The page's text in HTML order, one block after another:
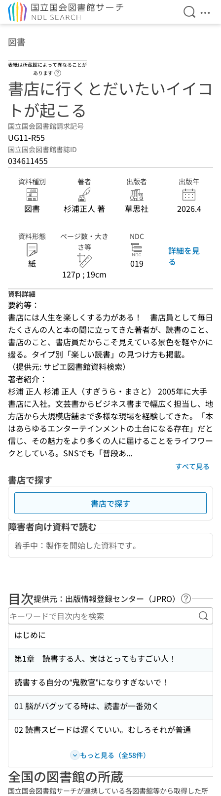
検索を
メ
図書
表紙は所蔵館によって異なることが
あります
書店に行くとだいたいイイコ
トが起こる
国立国会図書館請求記号
UG11-R55
国立国会図書館書誌ID
034611455
資料種別
図書
著者
杉浦正人 著
出版者
草思社
出版年
2026.4
資料形態
紙
ページ数・大き
さ等
127p ; 19cm
NDC
019
詳細を見
る
資料詳細
要約等：
書店には人生を楽しくする力がある！　書店員として毎日
たくさんの人と本の間に立ってきた著者が、読書のこと、
書店のこと、書店員だからこそ見えている景色を軽やかに
綴る。タイプ別「楽しい読書」の見つけ方も掲載。
（提供元: サピエ図書館資料検索）
著者紹介：
杉浦 正人 杉浦 正人（すぎうら・まさと） 2005年に大手
書店に入社。文芸書からビジネス書まで幅広く担当し、地
方店から大規模店舗まで多様な現場を経験してきた。「本
はあらゆるエンターテインメントの土台になる存在」だと
信じ、その魅力をより多くの人に届けることをライフワー
クとしている。SNSでも「普段あ...
すべて見る
書店で探す
書店で探す
障害者向け資料で読む
着手中：製作を開始した資料です。
目次提供元：出版情報登録センター（JPRO）
ヘルプペ
キ
はじめに
第1章 読書する人、実はとってもすごい人！
読書する自分の“鬼教官”になりすぎないで！
01 脳がバグッてる時は、読書が一番効く
02 読書スピードは遅くていい。むしろそれが普通
もっと見る（全58件）
全国の図書館の所蔵
国立国会図書館サーチが連携している各図書館等から取得した所